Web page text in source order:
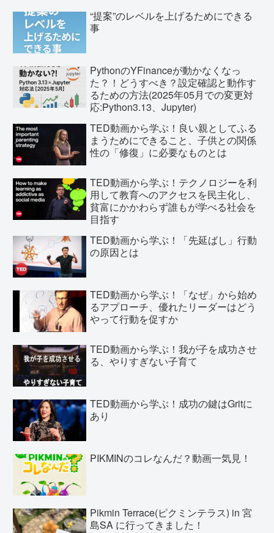
“提案”のレベルを上げるためにできる
事
PythonのYFinanceが動かなくなっ
た？！どうすべき？設定確認と動作す
るための方法(2025年05月での変更対
応:Python3.13、Jupyter)
TED動画から学ぶ！良い親としてふる
まうためにできること、子供との関係
性の「修復」に必要なものとは
TED動画から学ぶ！テクノロジーを利
用して教育へのアクセスを民主化し、
貧富にかかわらず誰もが学べる社会を
目指す
TED動画から学ぶ！「先延ばし」行動
の原因とは
TED動画から学ぶ！「なぜ」から始め
るアプローチ、優れたリーダーはどう
やって行動を促すか
TED動画から学ぶ！我が子を成功させ
る、やりすぎない子育て
TED動画から学ぶ！成功の鍵はGritに
あり
PIKMINのコレなんだ？動画一気見！
Pikmin Terrace(ピクミンテラス) in 宮
島SA に行ってきました！